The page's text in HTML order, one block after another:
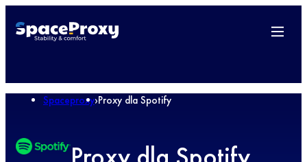
Spaceproxy›Proxy dla Spotify